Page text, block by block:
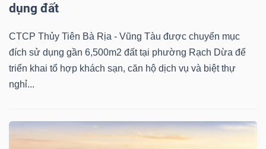
dụng đất
CTCP Thủy Tiên Bà Rịa - Vũng Tàu được chuyển mục
đích sử dụng gần 6,500m2 đất tại phường Rạch Dừa để
triển khai tổ hợp khách sạn, căn hộ dịch vụ và biệt thự
nghỉ...